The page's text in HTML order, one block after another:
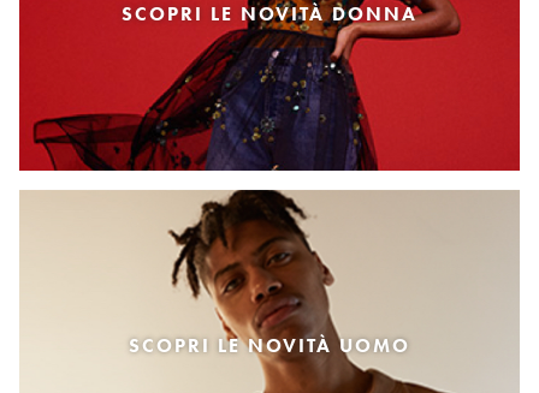
SCOPRI LE NOVITÀ DONNA
SCOPRI LE NOVITÀ UOMO